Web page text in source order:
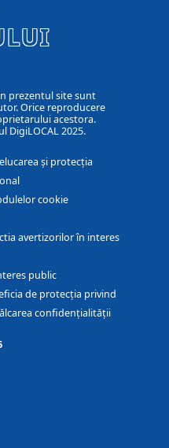
prezentul site sunt
Orice reproducere
acestora.
DigiLOCAL 2025.
și protecția
cookie
avertizorilor în interes
public
de protecția privind
confidențialității